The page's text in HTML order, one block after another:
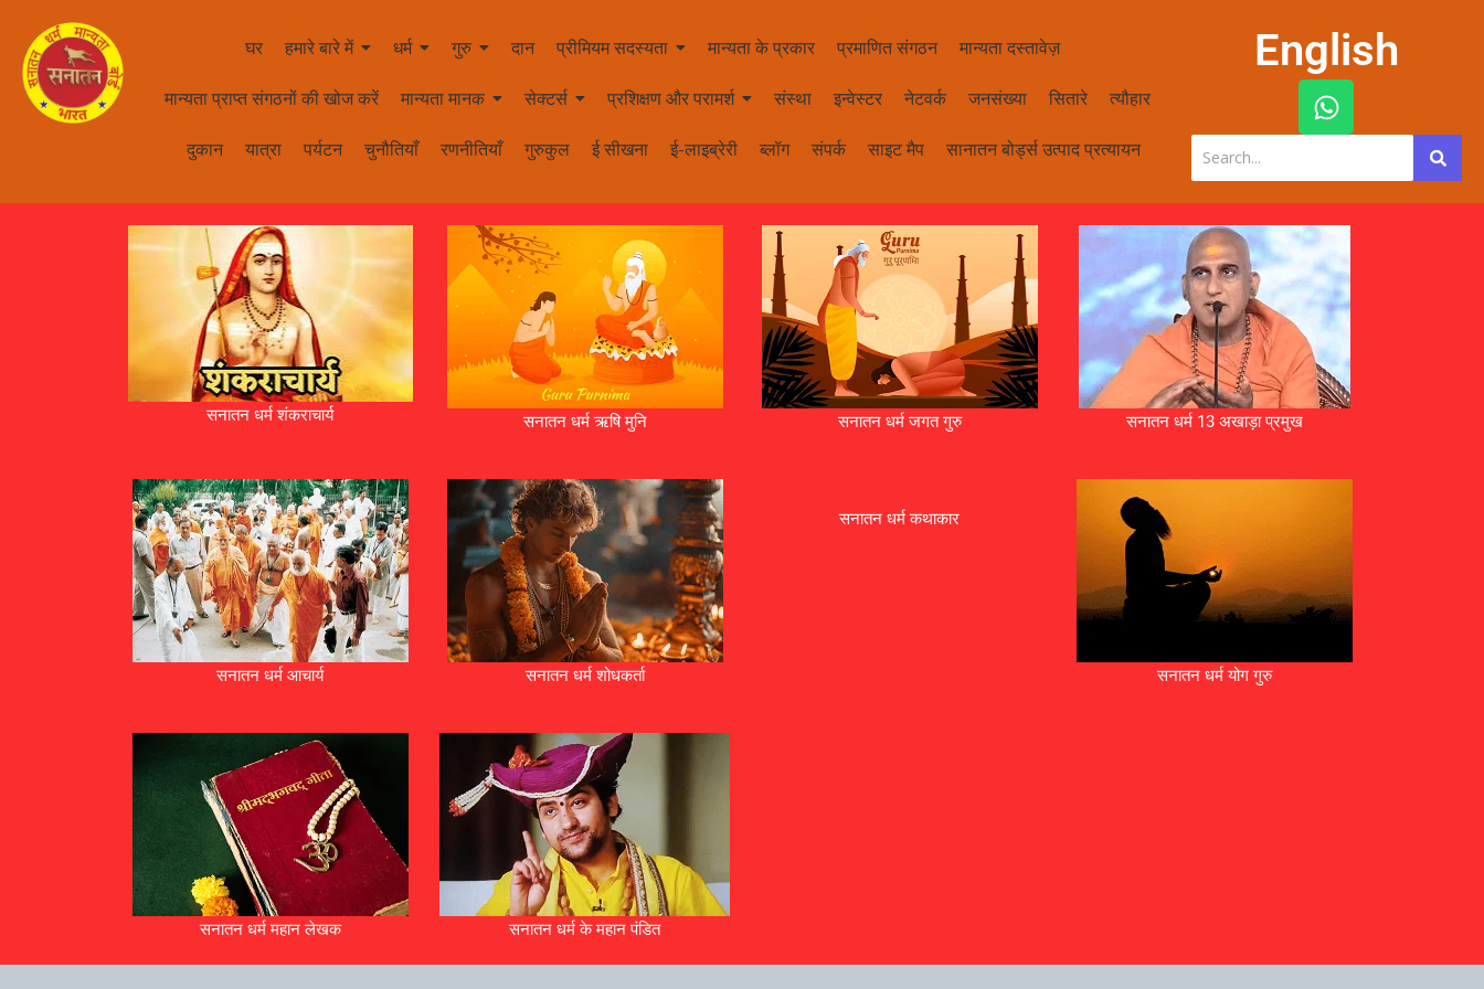
घर हमारे बारे में धर्म गुरु दान प्रीमियम सदस्यता मान्यता के प्रकार प्रमाणित संगठन मान्यता दस्तावेज़
मान्यता प्राप्त संगठनों की खोज करें मान्यता मानक सेक्टर्स प्रशिक्षण और परामर्श संस्था इन्वेस्टर नेटवर्क जनसंख्या सितारे त्यौहार
दुकान यात्रा पर्यटन चुनौतियाँ रणनीतियाँ गुरुकुल ई सीखना ई-लाइब्रेरी ब्लॉग संपर्क साइट मैप सानातन बोर्ड्स उत्पाद प्रत्यायन
English
W
h
a
t
s
a
p
p
सनातन धर्म शंकराचार्य सनातन धर्म ऋषि मुनि सनातन धर्म जगत गुरु सनातन धर्म 13 अखाड़ा प्रमुख
सनातन धर्म आचार्य सनातन धर्म शोधकर्ता
सनातन धर्म कथाकार
सनातन धर्म योग गुरु
सनातन धर्म महान लेखक सनातन धर्म के महान पंडित